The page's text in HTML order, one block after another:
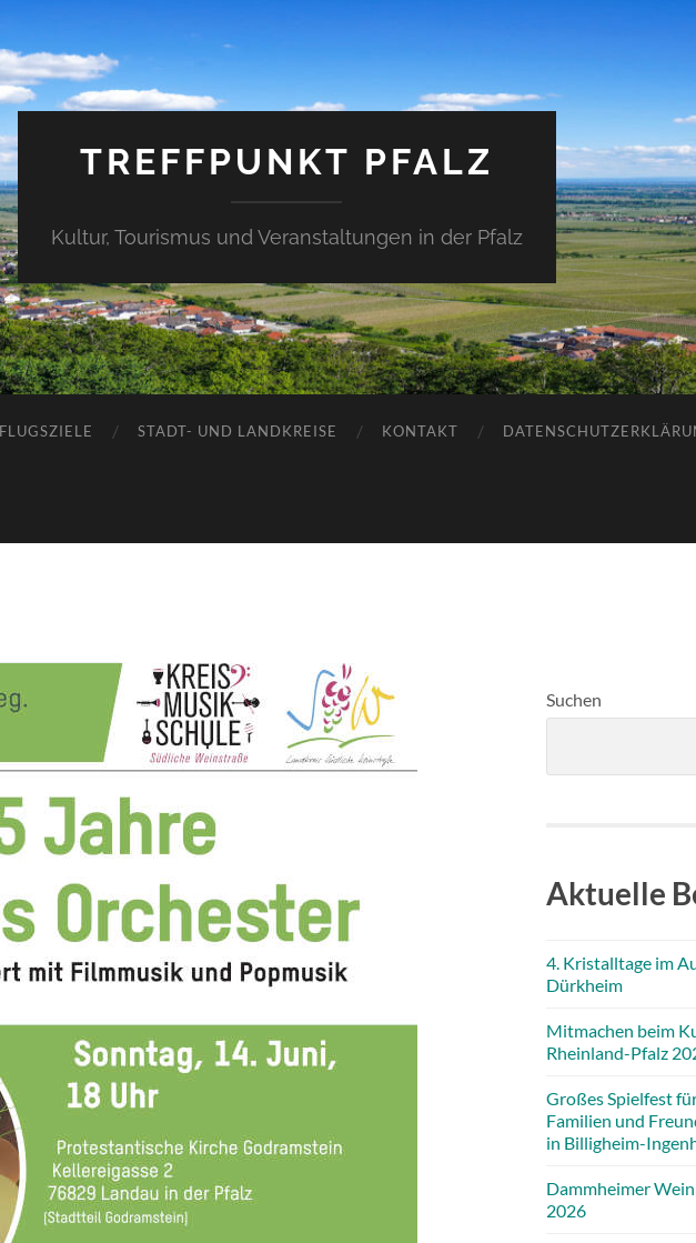
TREFFPUNKT PFALZ
Kultur, Tourismus und Veranstaltungen in der Pfalz
STADT- UND LANDKREISE KONTAKT
Suchen
Aktuelle
4. Kristalltage im
Dürkheim
Mitmachen beim
Rheinland-Pfalz
Großes Spielfest
Familien und
in Billigheim-
Dammheimer
2026